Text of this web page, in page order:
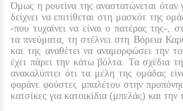
Όμως η ρουτίνα της αναστατώνεται όταν
δείχνει να επιτίθεται στη μασκότ της
-που τυχαίνει να είναι ο πατέρας της-,
τα πνεύματα, τη στέλνει στη Βόρεια
και της αναθέτει να αναμορφώσει την
έχει πάρει την κάτω βόλτα. Τα σχέδια
ανακαλύπτει ότι τα μέλη της ομάδας
φοράνε φούστες μπαλέτου στην
κατσίκες για κατοικίδια (μπελάς) και